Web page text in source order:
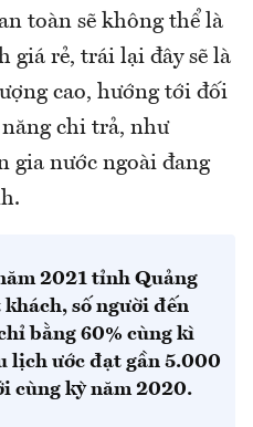
toàn sẽ không thể là
giá rẻ, trái lại đây sẽ là
cao, hướng tới đối
chi trả, như
gia nước ngoài đang
2021 tỉnh Quảng
số người đến
bằng 60% cùng kì
lịch ước đạt gần 5.000
cùng kỳ năm 2020.